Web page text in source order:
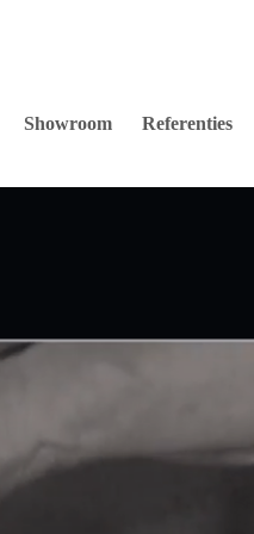
Showroom Referenties